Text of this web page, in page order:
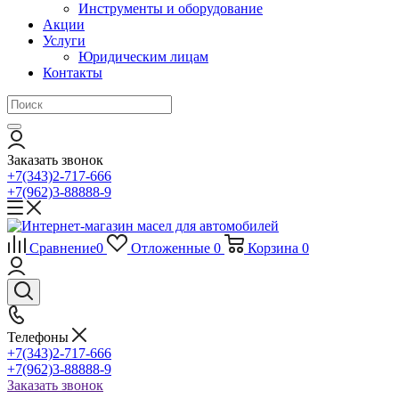
Инструменты и оборудование
Акции
Услуги
Юридическим лицам
Контакты
Заказать звонок
+7(343)2-717-666
+7(962)3-88888-9
Сравнение0 Отложенные 0 Корзина 0
Телефоны
+7(343)2-717-666
+7(962)3-88888-9
Заказать звонок